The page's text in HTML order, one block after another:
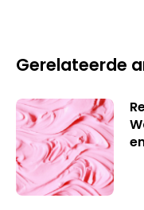
Gerelateerde